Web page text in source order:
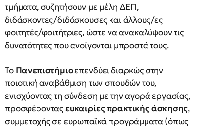
τμήματα, συζητήσουν με μέλη ΔΕΠ,
διδάσκοντες/διδάσκουσες και άλλους/ες
φοιτητές/φοιτήτριες, ώστε να ανακαλύψουν τις
δυνατότητες που ανοίγονται μπροστά τους.
Το Πανεπιστήμιοεπενδύει διαρκώς στην
ποιοτική αναβάθμιση των σπουδών του,
ενισχύοντας τη σύνδεση με την αγορά εργασίας,
προσφέρονταςευκαιρίες πρακτικής άσκησης,
συμμετοχής σε ευρωπαϊκά προγράμματα (όπως